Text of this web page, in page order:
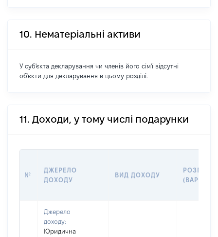
10. Нематеріальні активи
У суб'єкта декларування чи членів його сім'ї відсутні
об'єкти для декларування в цьому розділі.
11. Доходи, у тому числі подарунки
№
ДЖЕРЕЛО
ДОХОДУ
ВИД ДОХОДУ
РОЗМІР
Джерело
доходу:
Юридична